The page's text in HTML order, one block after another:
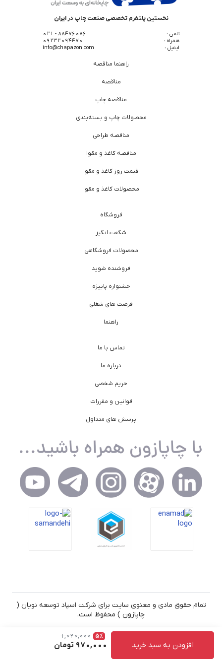
افزودن به سبد خرید
5٪ 1,020,000
970,000 تومان
نخستین پلتفرم تخصصی صنعت چاپ در ایران
تلفن :
88476086 - 021
همراه :
09232094470
ایمیل :
info@chapazon.com
راهنما مناقصه
مناقصه
مناقصه چاپ
محصولات چاپ و بسته‌بندی
مناقصه طراحی
مناقصه کاغذ و مقوا
قیمت روز کاغذ و مقوا
محصولات کاغذ و مقوا
فروشگاه
شگفت انگیز
محصولات فروشگاهی
فروشنده شوید
جشنواره پاییزه
فرصت های شغلی
راهنما
تماس با ما
درباره ما
حریم شخصی
قوانین و مقررات
پرسش های متداول
تمام حقوق مادی و معنوی سایت برای شرکت اسپاد توسعه نویان (
چاپازون ) محفوظ است.